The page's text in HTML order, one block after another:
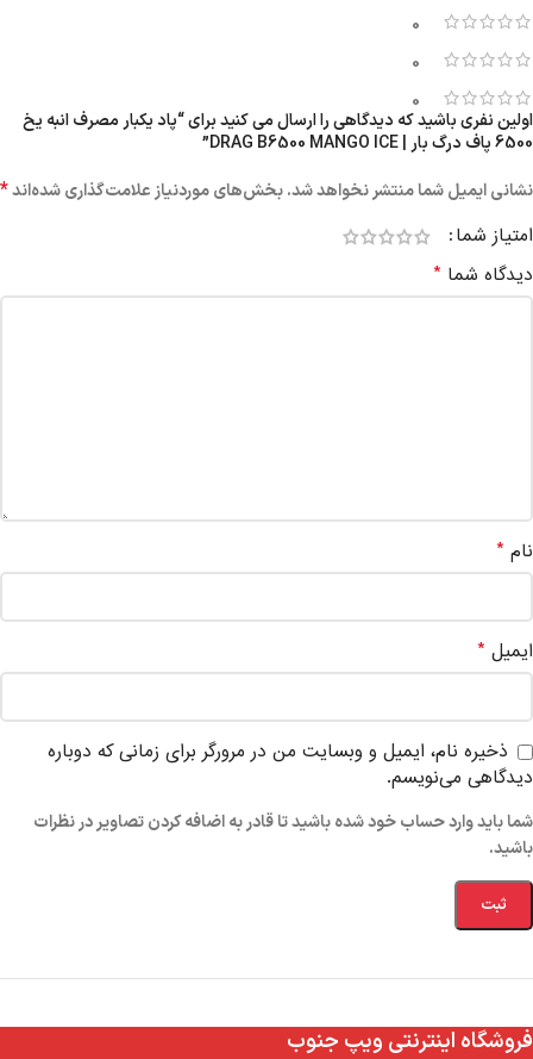
0
0
0
اولین نفری باشید که دیدگاهی را ارسال می کنید برای “پاد یکبار مصرف انبه یخ
6500 پاف درگ بار | DRAG B6500 MANGO ICE”
نشانی ایمیل شما منتشر نخواهد شد.بخش‌های موردنیاز علامت‌گذاری شده‌اند*
امتیاز شما
دیدگاه شما *
نام *
ایمیل *
ذخیره نام، ایمیل و وبسایت من در مرورگر برای زمانی که دوباره
دیدگاهی می‌نویسم.
شما باید وارد حساب خود شده باشید تا قادر به اضافه کردن تصاویر در نظرات
باشید.
فروشگاه اینترنتی ویپ جنوب